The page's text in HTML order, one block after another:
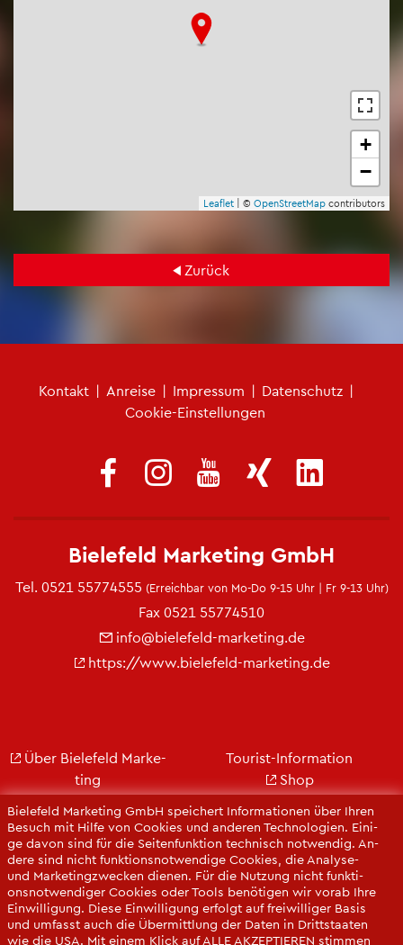
+
−
Leaf­let | © Open­Street­Map con­tri­bu­tors
Zu­rück
Kon­takt | An­rei­se | Im­pres­sum | Da­ten­schutz |
Coo­kie-Ein­stel­lun­gen
Bie­le­feld Mar­ke­ting GmbH spei­chert In­for­ma­tio­nen über Ihren
Be­such mit Hilfe von Coo­kies und an­de­ren Tech­no­lo­gi­en. Ei­ni­
ge davon sind für die Sei­ten­funk­ti­on tech­nisch not­wen­dig. An­
de­re sind nicht funk­ti­ons­not­wen­di­ge Coo­kies, die Ana­ly­se-
und Mar­ke­ting­zwe­cken die­nen. Für die Nut­zung nicht funk­ti­
ons­not­wen­di­ger Coo­kies oder Tools be­nö­ti­gen wir vorab Ihre
Ein­wil­li­gung. Diese Ein­wil­li­gung er­folgt auf frei­wil­li­ger Basis
und um­fasst auch die Über­mitt­lung der Daten in Dritt­staa­ten
wie die USA. Mit einem Klick auf ALLE AK­ZEP­TIE­REN stim­men
Bie­le­feld Mar­ke­ting GmbH
Tel. 0521 55774555 (Er­reich­bar von Mo-Do 9-15 Uhr | Fr 9-13 Uhr)
Fax 0521 55774510
info@​bielefeld-​marketing.​de
https://​www.​bielefeld-​marketing.​de
Über Bie­le­feld Mar­ke­
ting
Jobs
Kon­takt
Ge­schäfts­be­richt
Pres­se
Tou­rist-In­for­ma­ti­on
Shop
City Bie­le­feld
Bie­le­feld-Gut­schein
Web­cams